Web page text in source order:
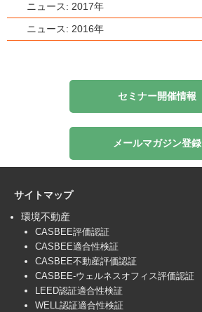
ニュース: 2017年
ニュース: 2016年
セミナー開催情報
メールマガジン登録
サイトマップ
環境不動産
CASBEE評価認証
CASBEE適合性検証
CASBEE不動産評価認証
CASBEE-ウェルネスオフィス評価認証
LEED認証適合性検証
WELL認証適合性検証